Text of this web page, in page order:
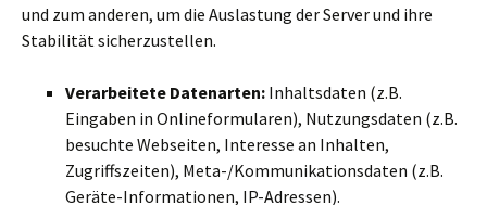
und zum anderen, um die Auslastung der Server und ihre
Stabilität sicherzustellen.
Verarbeitete Datenarten: Inhaltsdaten (z.B.
Eingaben in Onlineformularen), Nutzungsdaten (z.B.
besuchte Webseiten, Interesse an Inhalten,
Zugriffszeiten), Meta-/Kommunikationsdaten (z.B.
Geräte-Informationen, IP-Adressen).